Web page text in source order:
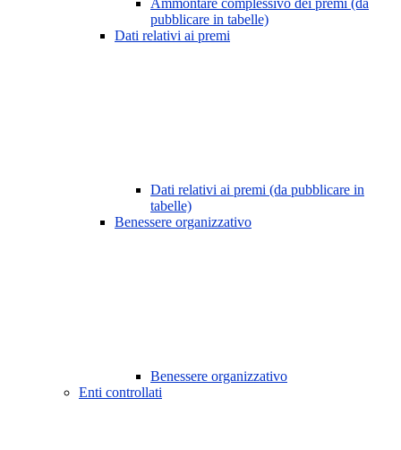
Ammontare complessivo dei premi (da
pubblicare in tabelle)
Dati relativi ai premi
Dati relativi ai premi (da pubblicare in
tabelle)
Benessere organizzativo
Benessere organizzativo
Enti controllati